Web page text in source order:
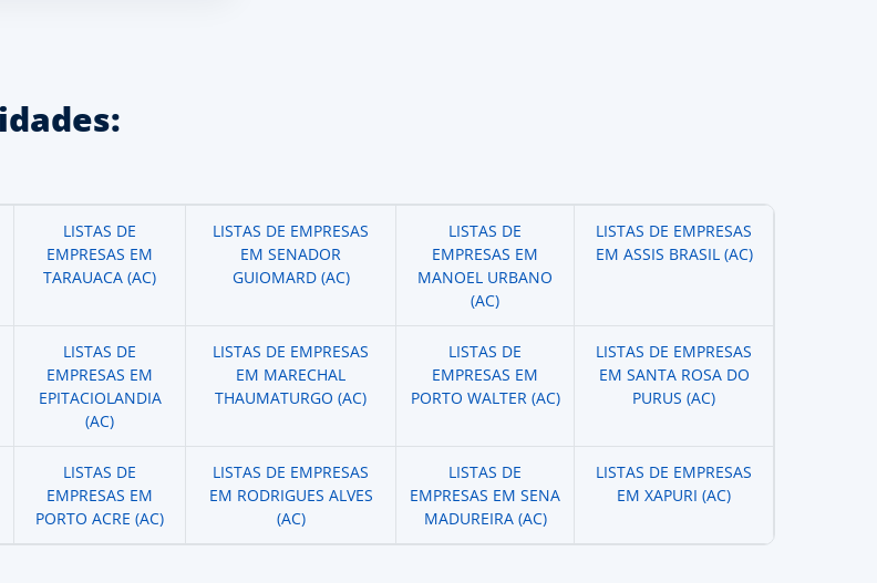
LISTAS DE
EMPRESAS EM
TARAUACA (AC)
LISTAS DE EMPRESAS
EM SENADOR
GUIOMARD (AC)
LISTAS DE
EMPRESAS EM
MANOEL URBANO
(AC)
LISTAS DE EMPRESAS
EM ASSIS BRASIL (AC)
LISTAS DE
EMPRESAS EM
EPITACIOLANDIA
(AC)
LISTAS DE EMPRESAS
EM MARECHAL
THAUMATURGO (AC)
LISTAS DE
EMPRESAS EM
PORTO WALTER (AC)
LISTAS DE EMPRESAS
EM SANTA ROSA DO
PURUS (AC)
LISTAS DE
EMPRESAS EM
PORTO ACRE (AC)
LISTAS DE EMPRESAS
EM RODRIGUES ALVES
(AC)
LISTAS DE
EMPRESAS EM SENA
MADUREIRA (AC)
LISTAS DE EMPRESAS
EM XAPURI (AC)